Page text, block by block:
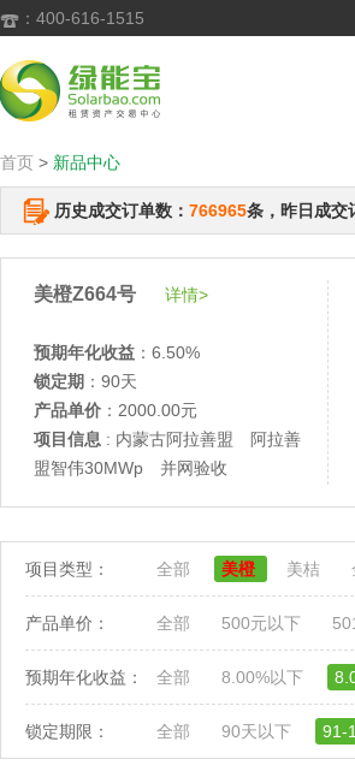
 ：400-616-1515
首页 > 新品中心
历史成交订单数： 766965条，昨日成交
美橙Z664号 详情>
预期年化收益 ：6.50%
锁定期 ：90天
产品单价 ：2000.00元
项目信息 : 内蒙古阿拉善盟 阿拉善
盟智伟30MWp 并网验收
项目类型： 全部 美橙 美桔
产品单价： 全部 500元以下
预期年化收益： 全部 8.00%以下
锁定期限： 全部 90天以下 91-